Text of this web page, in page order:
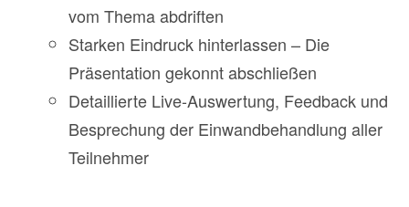
vom Thema abdriften
Starken Eindruck hinterlassen – Die
Präsentation gekonnt abschließen
Detaillierte Live-Auswertung, Feedback und
Besprechung der Einwandbehandlung aller
Teilnehmer